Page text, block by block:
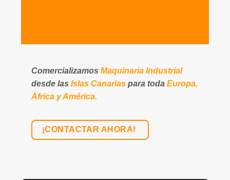
ComercializamosMaquinaria Industrial
desde lasIslas Canarias para todaEuropa,
África y América.
¡CONTACTAR AHORA!